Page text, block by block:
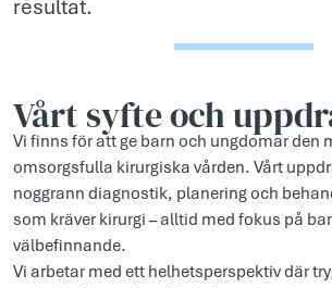
resultat.
Vårt syfte och
Vi finns för att ge barn och ungdomar den
omsorgsfulla kirurgiska vården. Vårt
noggrann diagnostik, planering och
som kräver kirurgi – alltid med fokus på
välbefinnande.
Vi arbetar med ett helhetsperspektiv där